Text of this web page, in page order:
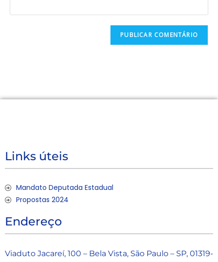
Links úteis
Mandato Deputada Estadual
Propostas 2024
Endereço
Viaduto Jacareí, 100 – Bela Vista, São Paulo – SP, 01319-